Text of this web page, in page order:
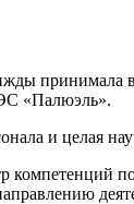
принимала
«Палюэль».
и целая